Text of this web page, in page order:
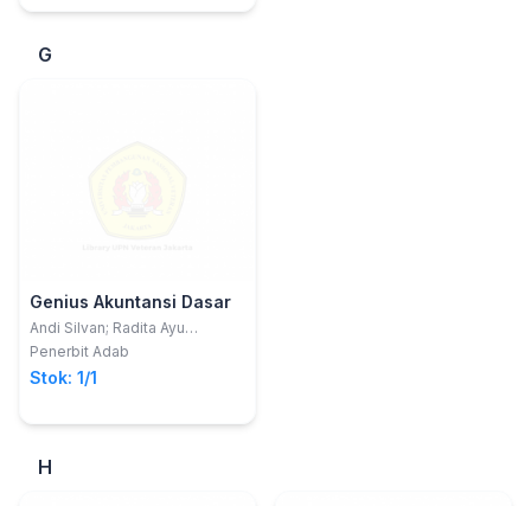
G
Genius Akuntansi Dasar
Andi Silvan; Radita Ayu
Wulandari
Penerbit Adab
Stok: 1/1
H